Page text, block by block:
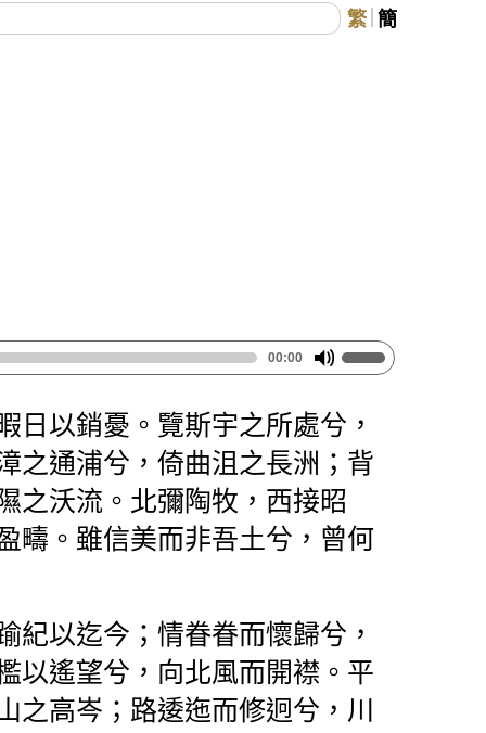
繁 簡
00:00
日以銷憂。覽斯宇之所處兮，
之通浦兮，倚曲沮之長洲；背
之沃流。 北彌陶牧，西接昭
疇。雖信美而非吾土兮，曾何
紀以迄今；情眷眷而懷歸兮，
以遙望兮，向北風而開襟。平
之高岑；路逶迤而修迥兮，川